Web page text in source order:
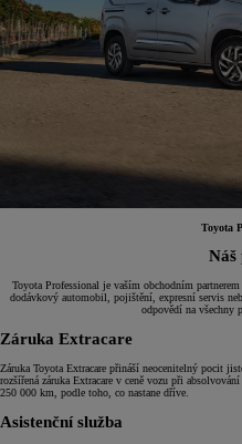
Toyota
Náš
Toyota Professional je vaším obchodním
dodávkový automobil, pojištění, expresní servis
odpovědí na všechny
Záruka Extracare
Záruka Toyota Extracare přináší neocenitelný pocit
rozšířená záruka Extracare v ceně vozu při
250 000 km, podle toho, co nastane dříve.
Asistenční služba